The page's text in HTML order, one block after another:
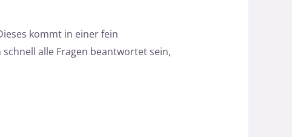
kommt in einer fein
alle Fragen beantwortet sein,